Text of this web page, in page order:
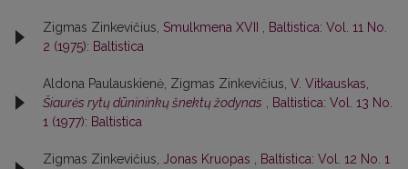
Zigmas Zinkevičius, Smulkmena XVII
Baltistica: Vol. 11 No.
2 (1975): Baltistica
Aldona Paulauskienė, Zigmas Zinkevičius, V. Vitkauskas,
Šiaurės rytų dūnininkų šnektų žodynas
Baltistica: Vol. 13 No.
1 (1977): Baltistica
Zigmas Zinkevičius, Jonas Kruopas
Baltistica: Vol. 12 No. 1